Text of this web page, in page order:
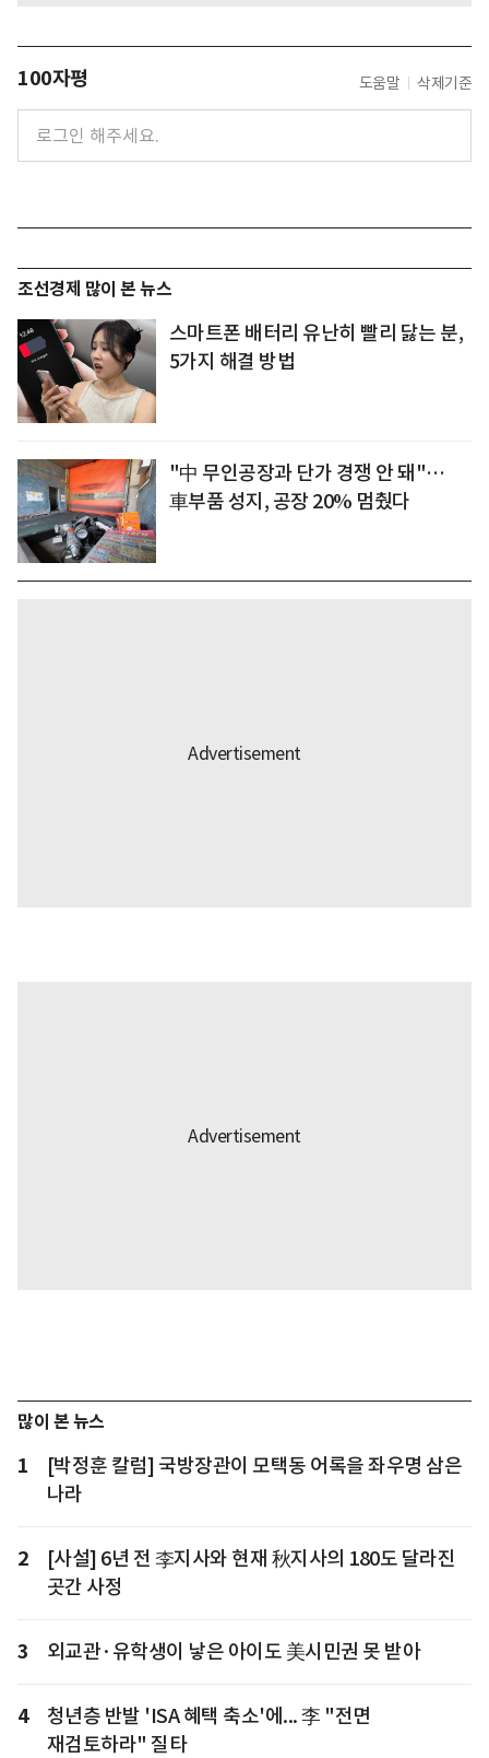
100자평 도움말 삭제기준
조선경제 많이 본 뉴스
스마트폰 배터리 유난히 빨리 닳는 분,
5가지 해결 방법
"中 무인공장과 단가 경쟁 안 돼"…
車부품 성지, 공장 20% 멈췄다
많이 본 뉴스
1
[박정훈 칼럼] 국방장관이 모택동 어록을 좌우명 삼은
나라
2
[사설] 6년 전 李지사와 현재 秋지사의 180도 달라진
곳간 사정
3 외교관·유학생이 낳은 아이도 美시민권 못 받아
4
청년층 반발 'ISA 혜택 축소'에... 李 "전면
재검토하라" 질타